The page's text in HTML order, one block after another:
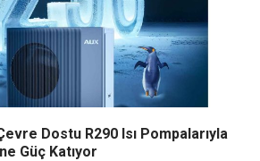
Dostu R290 Isı Pompalarıyla
Güç Katıyor